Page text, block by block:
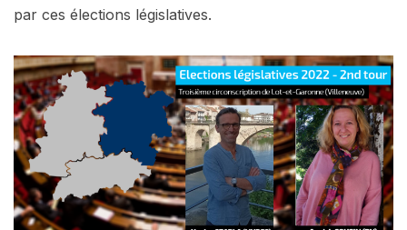
par ces élections législatives.